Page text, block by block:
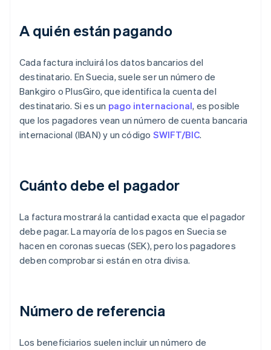
A quién están pagando
Cada factura incluirá los datos bancarios del
destinatario. En Suecia, suele ser un número de
Bankgiro o PlusGiro, que identifica la cuenta del
destinatario. Si es un pago internacional, es posible
que los pagadores vean un número de cuenta bancaria
internacional (IBAN) y un código SWIFT/BIC.
Cuánto debe el pagador
La factura mostrará la cantidad exacta que el pagador
debe pagar. La mayoría de los pagos en Suecia se
hacen en coronas suecas (SEK), pero los pagadores
deben comprobar si están en otra divisa.
Número de referencia
Los beneficiarios suelen incluir un número de